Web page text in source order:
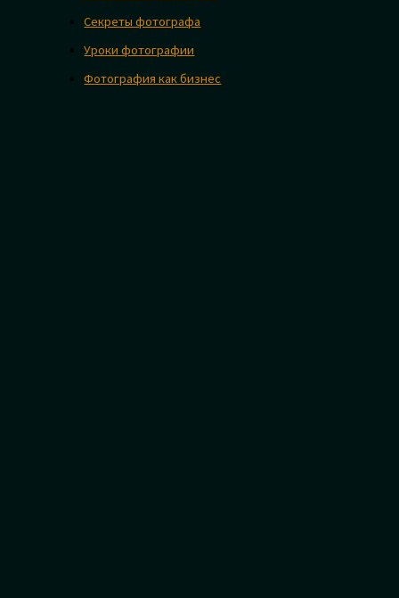
Секреты фотографа
Уроки фотографии
Фотография как бизнес